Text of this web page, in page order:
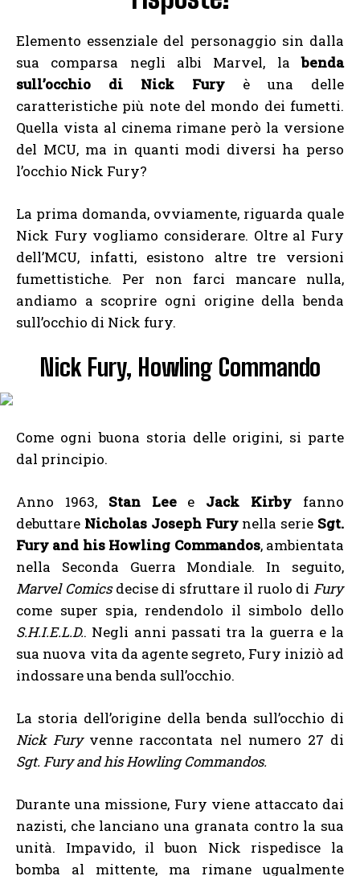
Elemento essenziale del personaggio sin dalla
sua comparsa negli albi Marvel, labenda
sull’occhio di Nick Fury è una delle
caratteristiche più note del mondo dei fumetti.
Quella vista al cinema rimane però la versione
del MCU, ma in quanti modi diversi ha perso
l’occhio Nick Fury?
La prima domanda, ovviamente, riguarda quale
Nick Fury vogliamo considerare. Oltre al Fury
dell’MCU, infatti, esistono altre tre versioni
fumettistiche. Per non farci mancare nulla,
andiamo a scoprire ogni origine della benda
sull’occhio di Nick fury.
Nick Fury, Howling Commando
Come ogni buona storia delle origini, si parte
dal principio.
Anno 1963, Stan Leee Jack Kirby fanno
debuttare Nicholas Joseph Furynella serie Sgt.
Fury and his Howling Commandos, ambientata
nella Seconda Guerra Mondiale. In seguito,
Marvel Comicsdecise di sfruttare il ruolo di Fury
come super spia, rendendolo il simbolo dello
S.H.I.E.L.D.. Negli anni passati tra la guerra e la
sua nuova vita da agente segreto, Fury iniziò ad
indossare una benda sull’occhio.
La storia dell’origine della benda sull’occhio di
Nick Furyvenne raccontata nel numero 27 di
Sgt. Fury and his Howling Commandos.
Durante una missione, Fury viene attaccato dai
nazisti, che lanciano una granata contro la sua
unità. Impavido, il buon Nick rispedisce la
bomba al mittente, ma rimane ugualmente